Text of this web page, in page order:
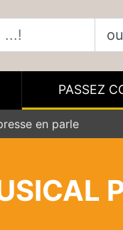
PASSEZ
en parle